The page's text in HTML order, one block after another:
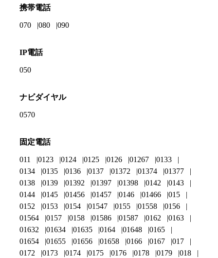
携帯電話
070 080 090
IP電話
050
ナビダイヤル
0570
固定電話
011 0123 0124 0125 0126 01267
0133
0134
0135 0136 0137 01372 01374
01377
0138
0139 01392 01397 01398 0142
0143
0144
0145 01456 01457 0146 01466
015
0152
0153 0154 01547 0155 01558
0156
01564
0157 0158 01586 01587 0162
0163
01632
01634 01635 0164 01648
0165
01654
01655 01656 01658 0166 0167
017
0172
0173 0174 0175 0176 0178 0179
018